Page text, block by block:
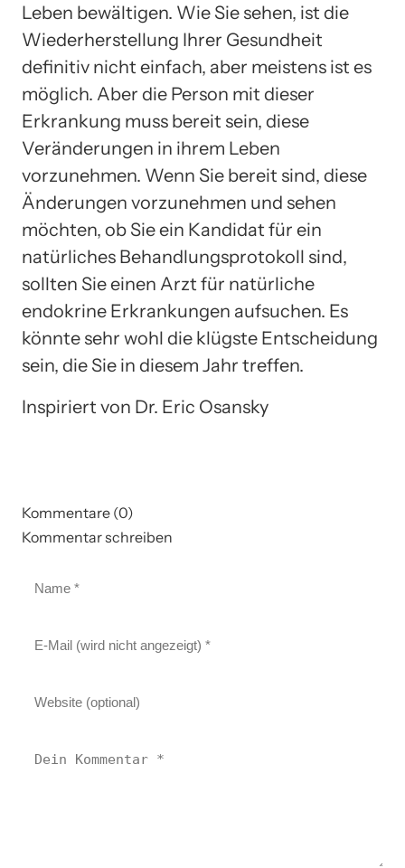
Leben bewältigen. Wie Sie sehen, ist die
Wiederherstellung Ihrer Gesundheit
definitiv nicht einfach, aber meistens ist es
möglich. Aber die Person mit dieser
Erkrankung muss bereit sein, diese
Veränderungen in ihrem Leben
vorzunehmen. Wenn Sie bereit sind, diese
Änderungen vorzunehmen und sehen
möchten, ob Sie ein Kandidat für ein
natürliches Behandlungsprotokoll sind,
sollten Sie einen Arzt für natürliche
endokrine Erkrankungen aufsuchen. Es
könnte sehr wohl die klügste Entscheidung
sein, die Sie in diesem Jahr treffen.
Inspiriert von Dr. Eric Osansky
Kommentare (0)
Kommentar schreiben